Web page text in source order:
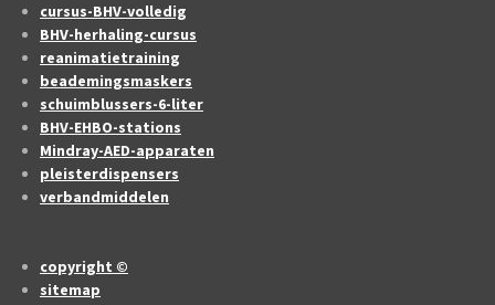
cursus-BHV-volledig
BHV-herhaling-cursus
reanimatietraining
beademingsmaskers
schuimblussers-6-liter
BHV-EHBO-stations
Mindray-AED-apparaten
pleisterdispensers
verbandmiddelen
copyright ©
sitemap